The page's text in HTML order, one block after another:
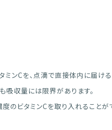
ンCを、点滴で直接体内に届ける
吸収量には限界があります。
ビタミンCを取り入れることが